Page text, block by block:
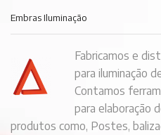
Embras Iluminação
Fabricamos e
para iluminação
Contamos
para elaboração
produtos como, Postes,